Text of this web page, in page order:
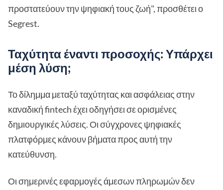
προστατεύουν την ψηφιακή τους ζωή", προσθέτει ο
Segrest.
Ταχύτητα έναντι προσοχής: Υπάρχει
μέση λύση;
Το δίλημμα μεταξύ ταχύτητας και ασφάλειας στην
καναδική fintech έχει οδηγήσει σε ορισμένες
δημιουργικές λύσεις. Οι σύγχρονες ψηφιακές
πλατφόρμες κάνουν βήματα προς αυτή την
κατεύθυνση.
Οι σημερινές εφαρμογές άμεσων πληρωμών δεν